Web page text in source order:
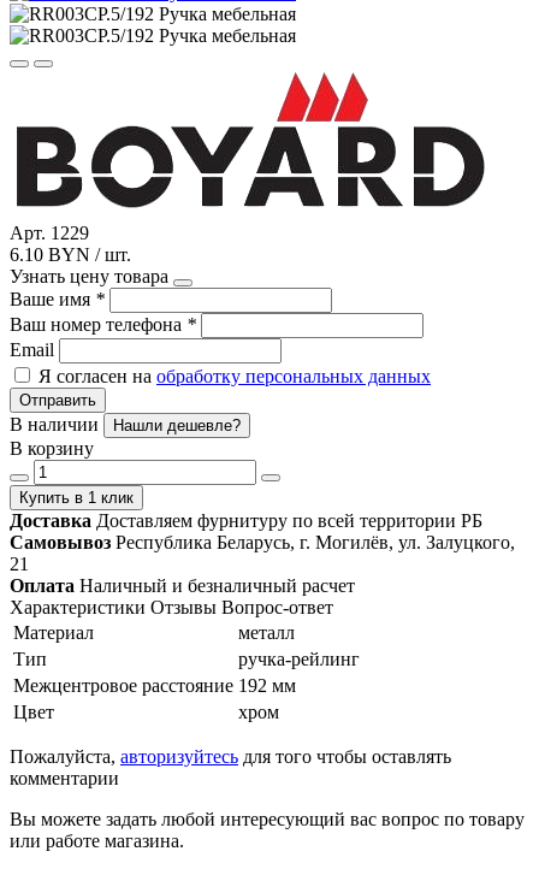
Арт. 1229
6.10 BYN / шт.
Узнать цену товара
Ваше имя *
Ваш номер телефона *
Email
Я согласен на обработку персональных данных
Отправить
В наличии Нашли дешевле?
В корзину
Купить в 1 клик
Доставка Доставляем фурнитуру по всей территории РБ
Самовывоз Республика Беларусь, г. Могилёв, ул. Залуцкого,
21
Оплата Наличный и безналичный расчет
Характеристики Отзывы Вопрос-ответ
Материал
металл
Тип
ручка-рейлинг
Межцентровое расстояние 192 мм
Цвет
хром
Пожалуйста, авторизуйтесь для того чтобы оставлять
комментарии
Вы можете задать любой интересующий вас вопрос по товару
или работе магазина.